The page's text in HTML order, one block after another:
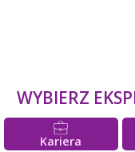
WYBIERZ
Kariera